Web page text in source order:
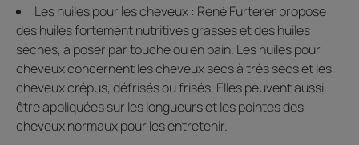
Les huiles pour les cheveux : René Furterer propose
des huiles fortement nutritives grasses et des huiles
sèches, à poser par touche ou en bain. Les huiles pour
cheveux concernent les cheveux secs à très secs et les
cheveux crépus, défrisés ou frisés. Elles peuvent aussi
être appliquées sur les longueurs et les pointes des
cheveux normaux pour les entretenir.